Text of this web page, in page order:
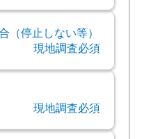
（停止しない等）
現地調査必須
現地調査必須